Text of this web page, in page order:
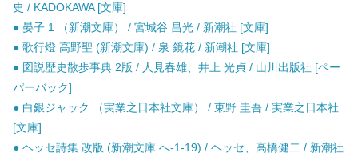
史 / KADOKAWA [文庫]
● 晏子 1 （新潮文庫） / 宮城谷 昌光 / 新潮社 [文庫]
● 歌行燈 高野聖 (新潮文庫) / 泉 鏡花 / 新潮社 [文庫]
● 図説歴史散歩事典 2版 / 人見春雄、井上 光貞 / 山川出版社 [ペー
パーバック]
● 白銀ジャック （実業之日本社文庫） / 東野 圭吾 / 実業之日本社
[文庫]
● ヘッセ詩集 改版 (新潮文庫 へ-1-19) / ヘッセ、高橋健二 / 新潮社